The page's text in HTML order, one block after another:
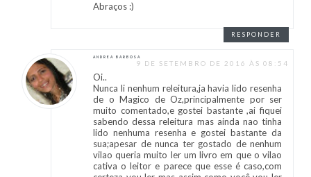
Abraços :)
RESPONDER
ANDREA BARBOSA
9 DE SETEMBRO DE 2016 ÀS 08:54
Oi..
Nunca li nenhum releitura,ja havia lido resenha
de o Magico de Oz,principalmente por ser
muito comentado,e gostei bastante ,ai fiquei
sabendo dessa releitura mas ainda nao tinha
lido nenhuma resenha e gostei bastante da
sua;apesar de nunca ter gostado de nenhum
vilao queria muito ler um livro em que o vilao
cativa o leitor e parece que esse é caso,com